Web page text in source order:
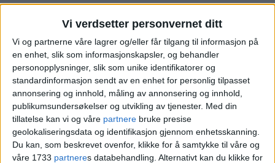
Vi verdsetter personvernet ditt
Vi og partnerne våre lagrer og/eller får tilgang til informasjon på
en enhet, slik som informasjonskapsler, og behandler
personopplysninger, slik som unike identifikatorer og
standardinformasjon sendt av en enhet for personlig tilpasset
annonsering og innhold, måling av annonsering og innhold,
publikumsundersøkelser og utvikling av tjenester. Med din
tillatelse kan vi og våre partnere bruke presise
geolokaliseringsdata og identifikasjon gjennom enhetsskanning.
Du kan, som beskrevet ovenfor, klikke for å samtykke til våre og
våre 1733 partneres databehandling. Alternativt kan du klikke for
velkommen til Kjellern. Her er det også
muligheter for å melde seg som frivillig,
og ifølge Vinghøg trenger du verken å
være student eller å ha tilknytning til
skolen for å delta.
– Fredag 1. september begynte
quizligaen. Det er hovedarrangementet